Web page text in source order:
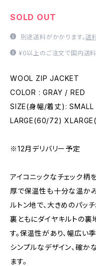
SOLD OUT
別途送料がかかります。送
¥0以上のご注文で国内送料
WOOL ZIP JACKET
COLOR : GRAY / RED
SIZE(身幅/着丈):
LARGE(60/72)
※12月デリバリー予定
アイコニックなチェック柄
厚で保温性も十分な温か
ルトン地で、大きめのパッ
裏ともにダイヤキルトの裏
す。保温性があり、幅広い
シンプルなデザイン、確
ます。